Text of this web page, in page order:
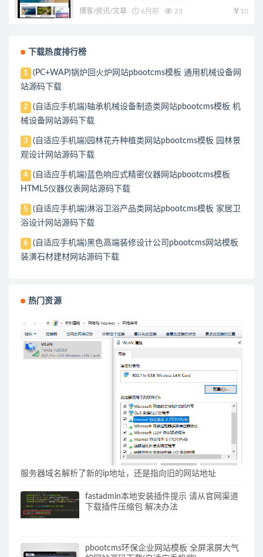
博客/资讯/文章 6月前 23 10
下载热度排行榜
1
(PC+WAP)锅炉回火炉网站pbootcms模板 通用机械设备网
站源码下载
2
(自适应手机端)轴承机械设备制造类网站pbootcms模板 机
械设备网站源码下载
3
(自适应手机端)园林花卉种植类网站pbootcms模板 园林景
观设计网站源码下载
4
(自适应手机端)蓝色响应式精密仪器网站pbootcms模板
HTML5仪器仪表网站源码下载
5
(自适应手机端)淋浴卫浴产品类网站pbootcms模板 家居卫
浴设计网站源码下载
6
(自适应手机端)黑色高端装修设计公司pbootcms网站模板
装潢石材建材网站源码下载
热门资源
服务器域名解析了新的ip地址，还是指向旧的网站地址
fastadmin本地安装插件提示 请从官网渠道
下载插件压缩包 解决办法
pbootcms环保企业网站模板 全屏滚屏大气